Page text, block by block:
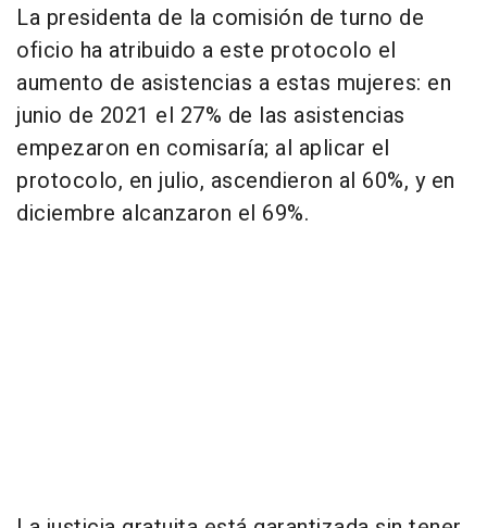
La presidenta de la comisión de turno de
oficio ha atribuido a este protocolo el
aumento de asistencias a estas mujeres: en
junio de 2021 el 27% de las asistencias
empezaron en comisaría; al aplicar el
protocolo, en julio, ascendieron al 60%, y en
diciembre alcanzaron el 69%.